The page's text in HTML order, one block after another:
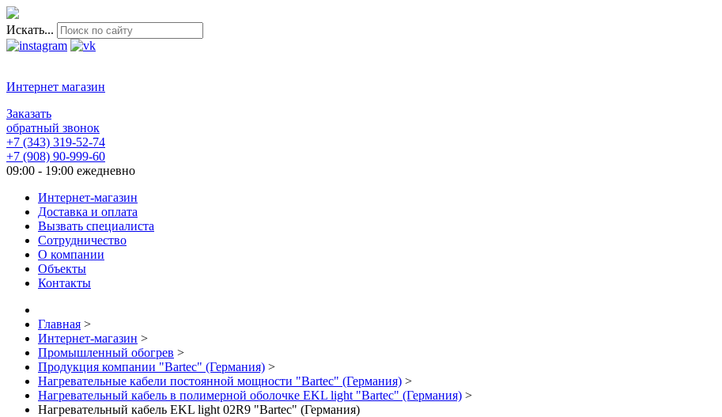
Искать...
Интернет магазин
Заказать
обратный звонок
+7 (343) 319-52-74
+7 (908) 90-999-60
09:00 - 19:00 ежедневно
Интернет-магазин
Доставка и оплата
Вызвать специалиста
Сотрудничество
О компании
Объекты
Контакты
Главная >
Интернет-магазин >
Промышленный обогрев >
Продукция компании "Bartec" (Германия) >
Нагревательные кабели постоянной мощности "Bartec" (Германия) >
Нагревательный кабель в полимерной оболочке EKL light "Bartec" (Германия) >
Нагревательный кабель EKL light 02R9 "Bartec" (Германия)